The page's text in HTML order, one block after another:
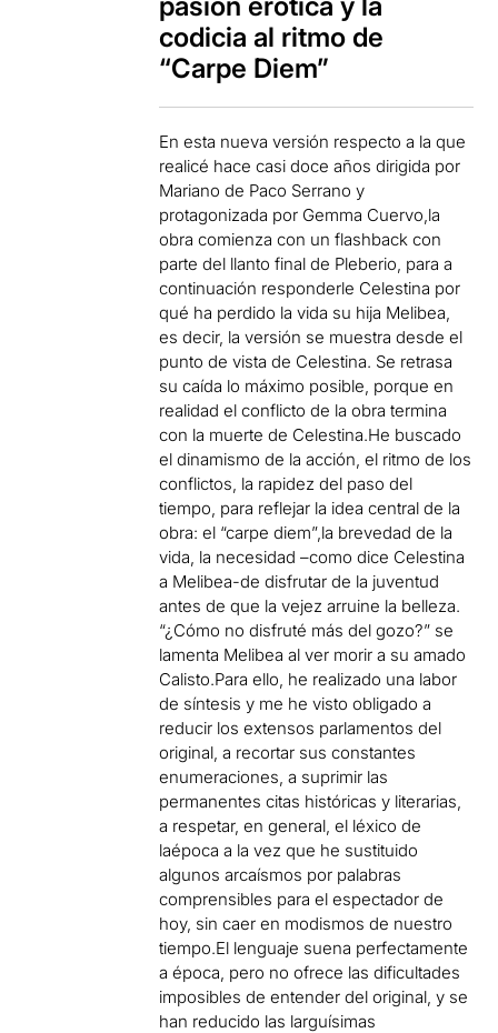
codicia al ritmo de
“Carpe Diem”
En esta nueva versión respecto a la que
realicé hace casi doce años dirigida por
Mariano de Paco Serrano y
protagonizada por Gemma Cuervo,la
obra comienza con un flashback con
parte del llanto final de Pleberio, para a
continuación responderle Celestina por
qué ha perdido la vida su hija Melibea,
es decir, la versión se muestra desde el
punto de vista de Celestina. Se retrasa
su caída lo máximo posible, porque en
realidad el conflicto de la obra termina
con la muerte de Celestina.He buscado
el dinamismo de la acción, el ritmo de los
conflictos, la rapidez del paso del
tiempo, para reflejar la idea central de la
obra: el “carpe diem”,la brevedad de la
vida, la necesidad –como dice Celestina
a Melibea-de disfrutar de la juventud
antes de que la vejez arruine la belleza.
“¿Cómo no disfruté más del gozo?” se
lamenta Melibea al ver morir a su amado
Calisto.Para ello, he realizado una labor
de síntesis y me he visto obligado a
reducir los extensos parlamentos del
original, a recortar sus constantes
enumeraciones, a suprimir las
permanentes citas históricas y literarias,
a respetar, en general, el léxico de
laépoca a la vez que he sustituido
algunos arcaísmos por palabras
comprensibles para el espectador de
hoy, sin caer en modismos de nuestro
tiempo.El lenguaje suena perfectamente
a época, pero no ofrece las dificultades
imposibles de entender del original, y se
han reducido las larguísimas